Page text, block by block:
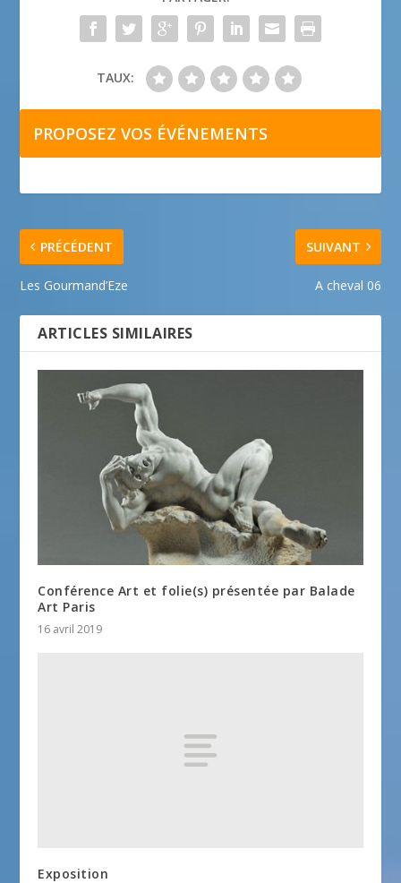
TAUX:
PROPOSEZ VOS ÉVÉNEMENTS
PRÉCÉDENT
Les Gourmand’Eze
SUIVANT
A cheval 06
ARTICLES SIMILAIRES
Conférence Art et folie(s) présentée par Balade
Art Paris
16 avril 2019
Exposition